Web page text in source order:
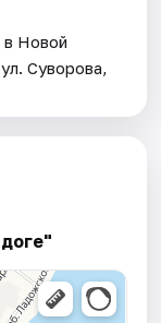
Новой
Суворова,